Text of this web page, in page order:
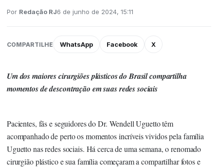
Por Redação RJ6 de junho de 2024, 15:11
COMPARTILHE WhatsApp Facebook X
Um dos maiores cirurgiões plásticos do Brasil compartilha
momentos de descontração em suas redes sociais
Pacientes, fãs e seguidores do Dr. Wendell Uguetto têm
acompanhado de perto os momentos incríveis vividos pela família
Uguetto nas redes sociais. Há cerca de uma semana, o renomado
cirurgião plástico e sua família começaram a compartilhar fotos e